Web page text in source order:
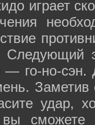
играет
— го-но-
удар,
сможете